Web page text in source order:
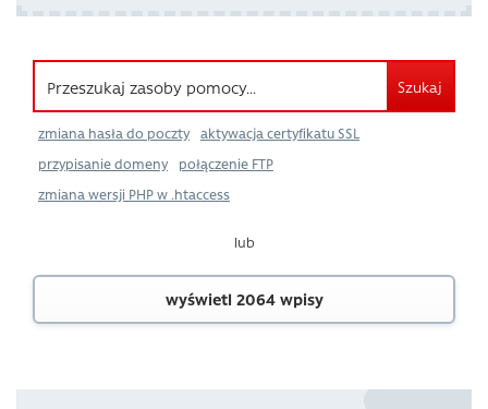
Szukaj
zmiana hasła do poczty
aktywacja certyfikatu SSL
przypisanie domeny
połączenie FTP
zmiana wersji PHP w .htaccess
lub
wyświetl 2064 wpisy